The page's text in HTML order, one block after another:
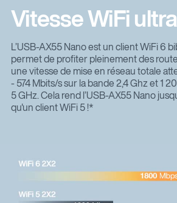
Vitesse WiFi
L’USB-AX55 Nano est un client WiFi 6
permet de profiter pleinement des
une vitesse de mise en réseau totale
- 574 Mbits/s sur la bande 2,4 Ghz et 1
5 GHz. Cela rend l’USB-AX55 Nano
qu'un client WiFi 5 !*